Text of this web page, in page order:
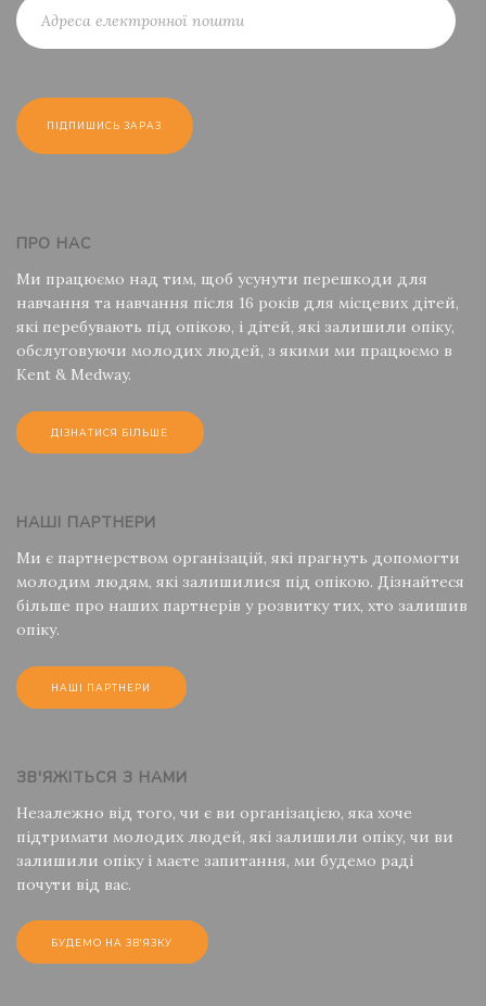
ПРО НАС
Ми працюємо над тим, щоб усунути перешкоди для
навчання та навчання після 16 років для місцевих дітей,
які перебувають під опікою, і дітей, які залишили опіку,
обслуговуючи молодих людей, з якими ми працюємо в
Kent & Medway.
ДІЗНАТИСЯ БІЛЬШЕ
НАШІ ПАРТНЕРИ
Ми є партнерством організацій, які прагнуть допомогти
молодим людям, які залишилися під опікою. Дізнайтеся
більше про наших партнерів у розвитку тих, хто залишив
опіку.
НАШІ ПАРТНЕРИ
ЗВ'ЯЖІТЬСЯ З НАМИ
Незалежно від того, чи є ви організацією, яка хоче
підтримати молодих людей, які залишили опіку, чи ви
залишили опіку і маєте запитання, ми будемо раді
почути від вас.
БУДЕМО НА ЗВ'ЯЗКУ